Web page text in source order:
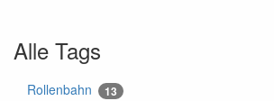
Alle Tags
Rollenbahn 13